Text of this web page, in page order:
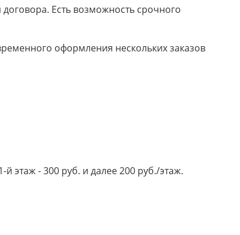
Есть возможность срочного
оформления нескольких заказов
этаж - 300 руб. и далее 200 руб./этаж.